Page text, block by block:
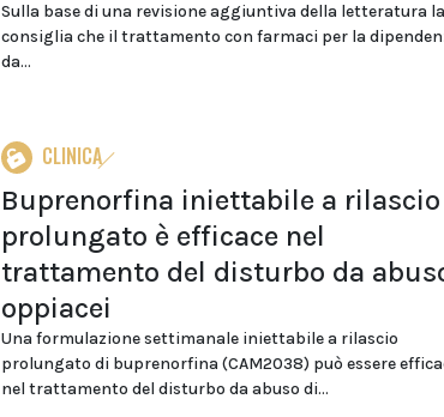
Sulla base di una revisione aggiuntiva della letteratura
consiglia che il trattamento con farmaci per la
da...
CLINICA
Buprenorfina iniettabile a rilascio
prolungato è efficace nel
trattamento del disturbo da
oppiacei
Una formulazione settimanale iniettabile a rilascio
prolungato di buprenorfina (CAM2038) può essere
nel trattamento del disturbo da abuso di...